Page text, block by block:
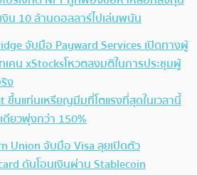
งิน 10 ล้านดอลลาร์ไปเล่นพนัน
จับมือ Payward Services เปิดทางผู้
คน xStocksโหวตลงมติในการประชุมผู้
ง
ขึ้นแท่นเหรียญมีมที่โตแรงที่สุดในเวลานี้
ดียวพุ่งกว่า 150%
Union จับมือ Visa ลุยเปิดตัว
ดันโอนเงินผ่าน Stablecoin